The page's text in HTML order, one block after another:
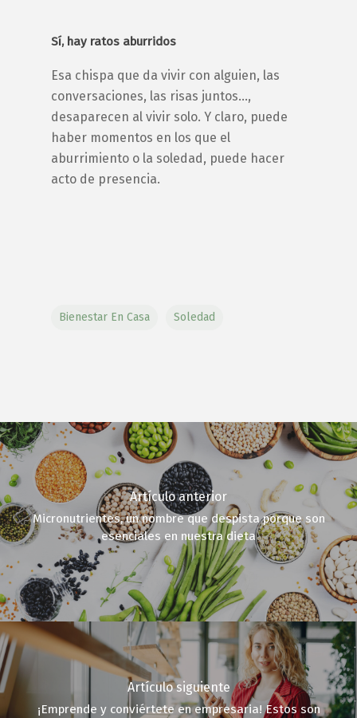
Sí, hay ratos aburridos
Esa chispa que da vivir con alguien, las
conversaciones, las risas juntos…,
desaparecen al vivir solo. Y claro, puede
haber momentos en los que el
aburrimiento o la soledad, puede hacer
acto de presencia.
Bienestar En Casa Soledad
Artículo anterior
Micronutrientes, un nombre que despista porque son
esenciales en nuestra dieta
Artículo siguiente
¡Emprende y conviértete en empresaria! Estos son